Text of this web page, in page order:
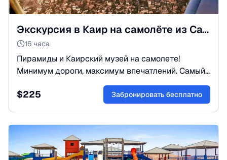
Экскурсия в Каир на самолёте из Сахл-Хашиш ✈️
16 часа
Пирамиды и Каирский музей на самолете!
Минимум дороги, максимум впечатлений. Самый
комфортный способ увидеть Египет за день.
Бронируйте!
$225 Забронировать бесплатно